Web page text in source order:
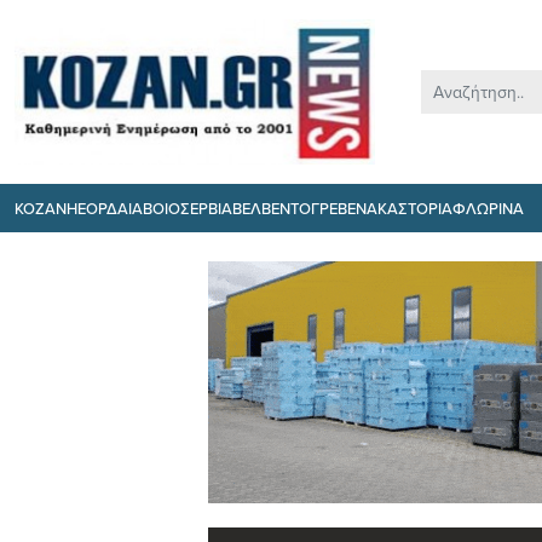
ΚΟΖΑΝΗΕΟΡΔΑΙΑΒΟΙΟΣΕΡΒΙΑΒΕΛΒΕΝΤΟΓΡΕΒΕΝΑΚΑΣΤΟΡΙΑΦΛΩΡΙΝΑ